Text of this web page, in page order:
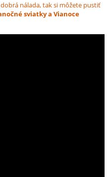
nálada, tak si môžete pustiť
sviatky a Vianoce